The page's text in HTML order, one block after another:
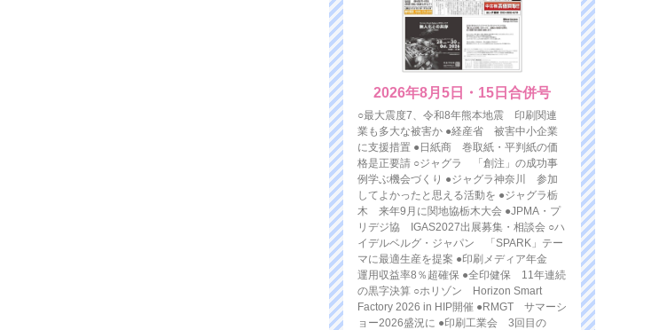
2026年8月5日・15日合併号
○最大震度7、令和8年熊本地震 印刷関連
業も多大な被害か ●経産省 被害中小企業
に支援措置 ●日紙商 巻取紙・平判紙の価
格是正要請 ○ジャグラ 「創注」の成功事
例学ぶ機会づくり ●ジャグラ神奈川 参加
してよかったと思える活動を ●ジャグラ栃
木 来年9月に関地協栃木大会 ●JPMA・プ
リデジ協 IGAS2027出展募集・相談会 ○ハ
イデルベルグ・ジャパン 「SPARK」テー
マに最適生産を提案 ●印刷メディア年金
運用収益率8％超確保 ●全印健保 11年連続
の黒字決算 ○ホリゾン Horizon Smart
Factory 2026 in HIP開催 ●RMGT サマーシ
ョー2026盛況に ●印刷工業会 3回目の